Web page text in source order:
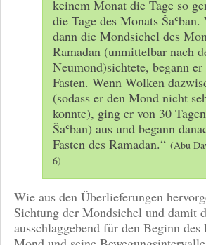
keinem Monat die Tage so
die Tage des Monats Šaʿbān.
dann die Mondsichel des
Ramadan (unmittelbar nach
Neumond)sichtete, begann
Fasten. Wenn Wolken
(sodass er den Mond nicht
konnte), ging er von 30
Šaʿbān) aus und begann
Fasten des Ramadan.“ (Abū
6)
Wie aus den Überlieferungen
Sichtung der Mondsichel und damit
ausschlaggebend für den Beginn des